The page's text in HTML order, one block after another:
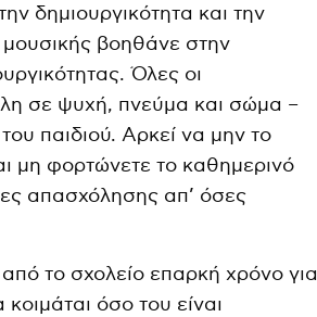
δημιουργικότητα και την
βοηθάνε στην
Όλες οι
σε ψυχή, πνεύμα και σώμα –
παιδιού. Αρκεί να μην το
μη φορτώνετε το καθημερινό
απασχόλησης απ’ όσες
το σχολείο επαρκή χρόνο για
όσο του είναι